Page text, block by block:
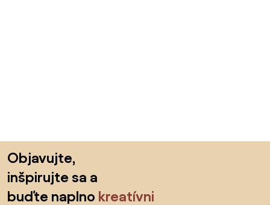
Objavujte,
inšpirujte sa a
buďte naplno kreatívni